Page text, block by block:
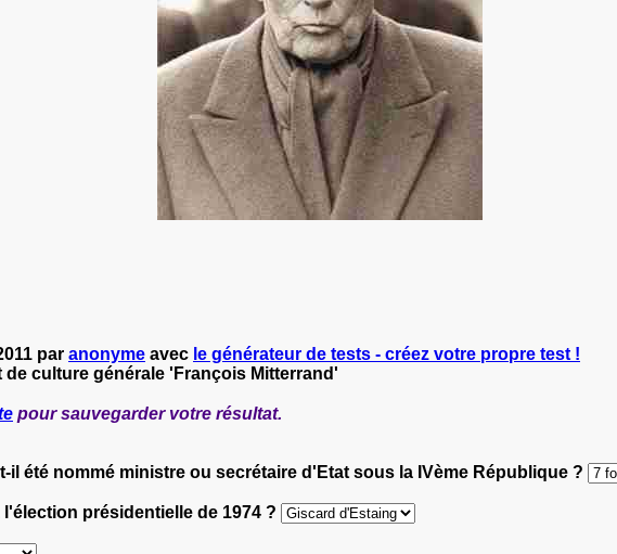
par anonyme avec le générateur de tests - créez votre propre test !
de culture générale 'François Mitterrand'
pour sauvegarder votre résultat.
il été nommé ministre ou secrétaire d'Etat sous la IVème République ?
présidentielle de 1974 ?